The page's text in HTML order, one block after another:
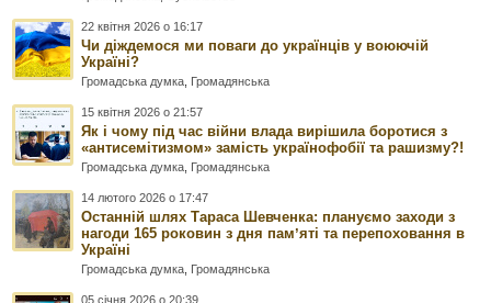
22 квітня 2026 о 16:17
Чи діждемося ми поваги до українців у воюючій
Україні?
Громадська думка Громадянська
15 квітня 2026 о 21:57
Як і чому під час війни влада вирішила боротися з
«антисемітизмом» замість українофобії та рашизму?!
Громадська думка Громадянська
14 лютого 2026 о 17:47
Останній шлях Тараса Шевченка: плануємо заходи з
нагоди 165 роковин з дня памʼяті та перепоховання в
Україні
Громадська думка Громадянська
05 січня 2026 о 20:39